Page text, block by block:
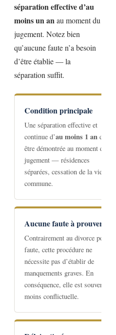
séparation effective d’au
moins un an au moment du
jugement. Notez bien
qu’aucune faute n’a besoin
d’être établie — la
séparation suffit.
Condition principale
Une séparation effective et
continue d’au moins 1 an doit
être démontrée au moment du
jugement — résidences
séparées, cessation de la vie
commune.
Aucune faute à prouver
Contrairement au divorce pour
faute, cette procédure ne
nécessite pas d’établir de
manquements graves. En
conséquence, elle est souvent
moins conflictuelle.